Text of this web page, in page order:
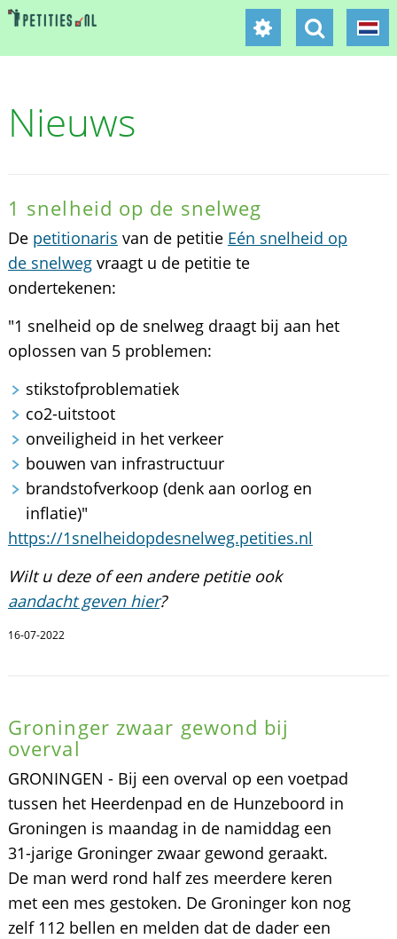
Nieuws
1 snelheid op de snelweg
De petitionaris van de petitie Eén snelheid op
de snelwegvraagt u de petitie te
ondertekenen:
"1 snelheid op de snelweg draagt bij aan het
oplossen van 5 problemen:
stikstofproblematiek
co2-uitstoot
onveiligheid in het verkeer
bouwen van infrastructuur
brandstofverkoop (denk aan oorlog en
inflatie)"
https://1snelheidopdesnelweg.petities.nl
Wilt u deze of een andere petitie ook
aandacht geven hier?
16-07-2022
Groninger zwaar gewond bij
overval
GRONINGEN - Bij een overval op een voetpad
tussen het Heerdenpad en de Hunzeboord in
Groningen is maandag in de namiddag een
31-jarige Groninger zwaar gewond geraakt.
De man werd rond half zes meerdere keren
met een mes gestoken. De Groninger kon nog
zelf 112 bellen en melden dat de dader een